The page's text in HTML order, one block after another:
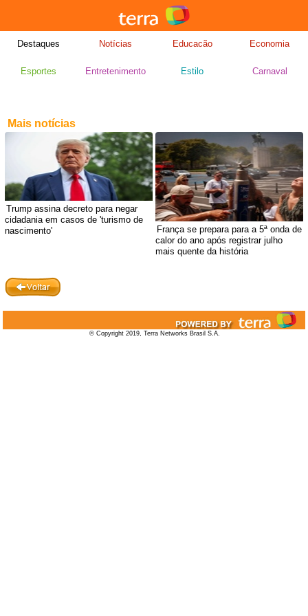
Destaques Notícias Educacão Economia
Esportes Entretenimento Estilo Carnaval
Mais notícias
Trump assina decreto para negar
cidadania em casos de 'turismo de
nascimento'
França se prepara para a 5ª onda de
calor do ano após registrar julho
mais quente da história
© Copyright 2019, Terra Networks Brasil S.A.